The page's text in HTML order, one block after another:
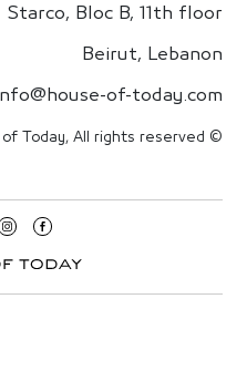
Starco, Bloc B, 11th floor
Beirut, Lebanon
of-today.com
© House of Today, All rights reserved.